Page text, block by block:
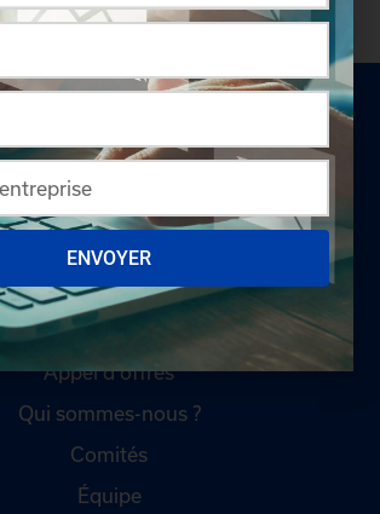
LA CHAMBRE
Offres d'emploi
Appel d'offres
Qui sommes-nous ?
Comités
Équipe
ENVOYER